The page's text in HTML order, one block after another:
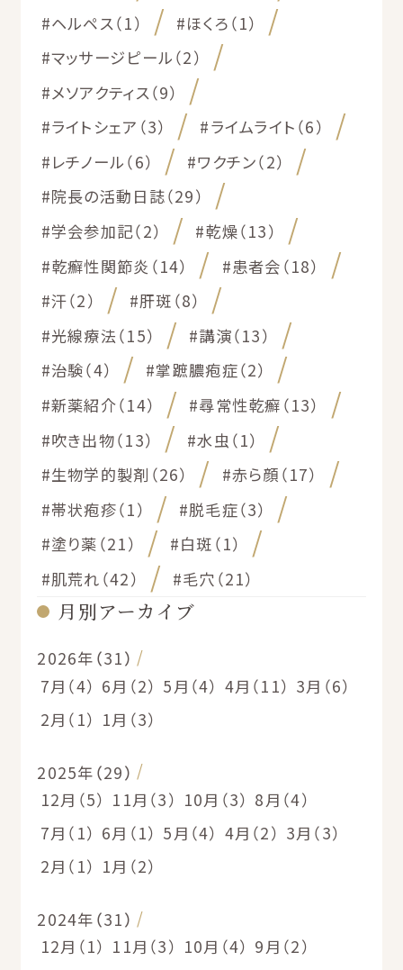
#ヘルペス（1）
#ほくろ（1）
#マッサージピール（2）
#メソアクティス（9）
#ライトシェア（3）
#ライムライト（6）
#レチノール（6）
#ワクチン（2）
#院長の活動日誌（29）
#学会参加記（2）
#乾燥（13）
#乾癬性関節炎（14）
#患者会（18）
#汗（2）
#肝斑（8）
#光線療法（15）
#講演（13）
#治験（4）
#掌蹠膿疱症（2）
#新薬紹介（14）
#尋常性乾癬（13）
#吹き出物（13）
#水虫（1）
#生物学的製剤（26）
#赤ら顔（17）
#帯状疱疹（1）
#脱毛症（3）
#塗り薬（21）
#白斑（1）
#肌荒れ（42）
#毛穴（21）
月別アーカイブ
2026年（31）
7月（4） 6月（2） 5月（4） 4月（11） 3月（6）
2月（1） 1月（3）
2025年（29）
12月（5） 11月（3） 10月（3） 8月（4）
7月（1） 6月（1） 5月（4） 4月（2） 3月（3）
2月（1） 1月（2）
2024年（31）
12月（1） 11月（3） 10月（4） 9月（2）